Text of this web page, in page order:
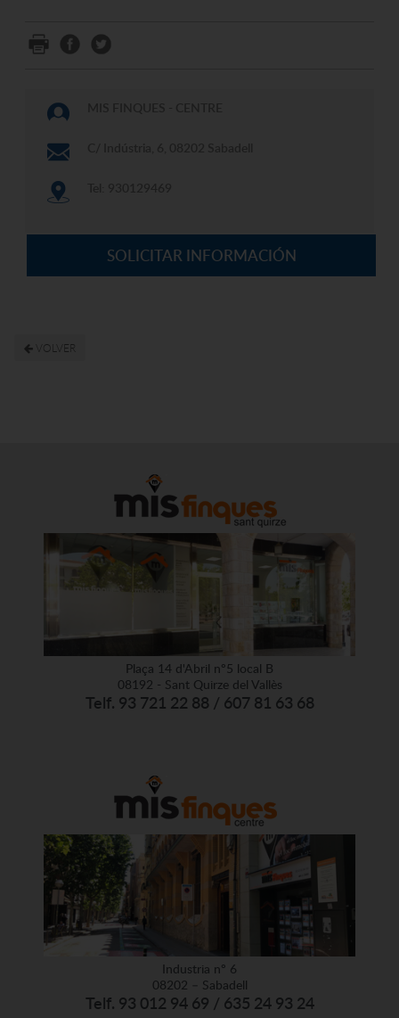
SOLICITAR INFORMACIÓN
VOLVER
Plaça 14 d'Abril nº5 local B
08192 - Sant Quirze del Vallès
Telf. 93 721 22 88 / 607 81 63 68
Industria nº 6
08202 – Sabadell
Telf. 93 012 94 69 / 635 24 93 24